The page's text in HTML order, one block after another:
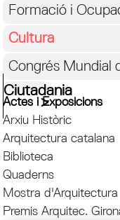
Formació i
Cultura
Congrés Mundial
Ciutadania
Actes i Exposicions
Arxiu Històric
Arquitectura catalana
Biblioteca
Quaderns
Mostra d'Arquitectura
Premis Arquitec.